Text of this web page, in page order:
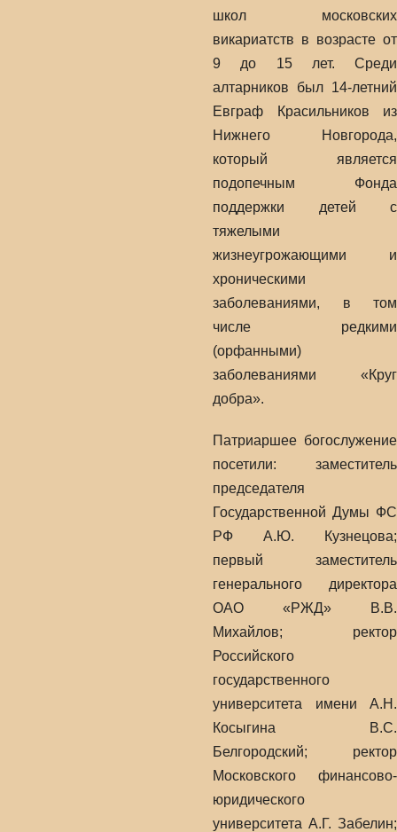
школ московских
викариатств в возрасте от
9 до 15 лет. Среди
алтарников был 14-летний
Евграф Красильников из
Нижнего Новгорода,
который является
подопечным Фонда
поддержки детей с
тяжелыми
жизнеугрожающими и
хроническими
заболеваниями, в том
числе редкими
(орфанными)
заболеваниями «Круг
добра».
Патриаршее богослужение
посетили: заместитель
председателя
Государственной Думы ФС
РФ А.Ю. Кузнецова;
первый заместитель
генерального директора
ОАО «РЖД» В.В.
Михайлов; ректор
Российского
государственного
университета имени А.Н.
Косыгина В.С.
Белгородский; ректор
Московского финансово-
юридического
университета А.Г. Забелин;